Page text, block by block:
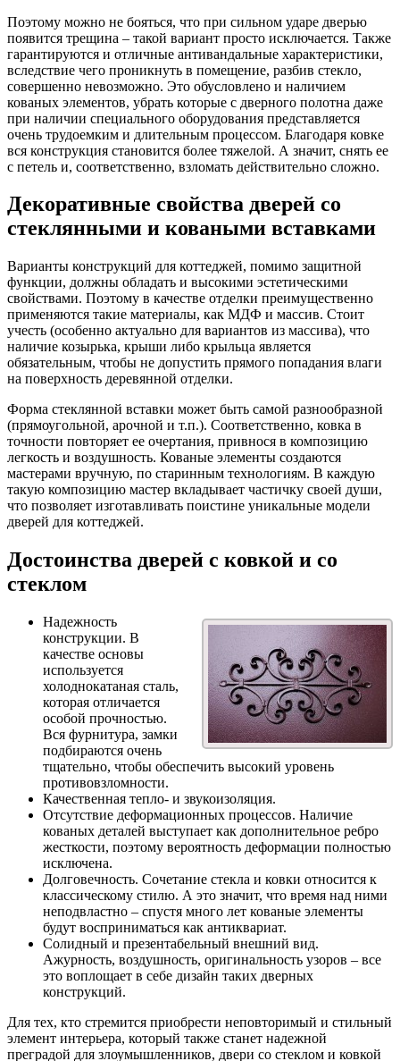
Поэтому можно не бояться, что при сильном ударе дверью
появится трещина – такой вариант просто исключается. Также
гарантируются и отличные антивандальные характеристики,
вследствие чего проникнуть в помещение, разбив стекло,
совершенно невозможно. Это обусловлено и наличием
кованых элементов, убрать которые с дверного полотна даже
при наличии специального оборудования представляется
очень трудоемким и длительным процессом. Благодаря ковке
вся конструкция становится более тяжелой. А значит, снять ее
с петель и, соответственно, взломать действительно сложно.
Декоративные свойства дверей со
стеклянными и коваными вставками
Варианты конструкций для коттеджей, помимо защитной
функции, должны обладать и высокими эстетическими
свойствами. Поэтому в качестве отделки преимущественно
применяются такие материалы, как МДФ и массив. Стоит
учесть (особенно актуально для вариантов из массива), что
наличие козырька, крыши либо крыльца является
обязательным, чтобы не допустить прямого попадания влаги
на поверхность деревянной отделки.
Форма стеклянной вставки может быть самой разнообразной
(прямоугольной, арочной и т.п.). Соответственно, ковка в
точности повторяет ее очертания, привнося в композицию
легкость и воздушность. Кованые элементы создаются
мастерами вручную, по старинным технологиям. В каждую
такую композицию мастер вкладывает частичку своей души,
что позволяет изготавливать поистине уникальные модели
дверей для коттеджей.
Достоинства дверей с ковкой и со
стеклом
Надежность
конструкции. В
качестве основы
используется
холоднокатаная сталь,
которая отличается
особой прочностью.
Вся фурнитура, замки
подбираются очень
тщательно, чтобы обеспечить высокий уровень
противовзломности.
Качественная тепло- и звукоизоляция.
Отсутствие деформационных процессов. Наличие
кованых деталей выступает как дополнительное ребро
жесткости, поэтому вероятность деформации полностью
исключена.
Долговечность. Сочетание стекла и ковки относится к
классическому стилю. А это значит, что время над ними
неподвластно – спустя много лет кованые элементы
будут восприниматься как антиквариат.
Солидный и презентабельный внешний вид.
Ажурность, воздушность, оригинальность узоров – все
это воплощает в себе дизайн таких дверных
конструкций.
Для тех, кто стремится приобрести неповторимый и стильный
элемент интерьера, который также станет надежной
преградой для злоумышленников, двери со стеклом и ковкой